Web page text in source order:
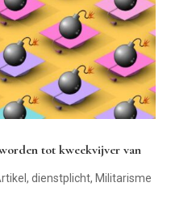
tot kweekvijver van
, dienstplicht, Militarisme